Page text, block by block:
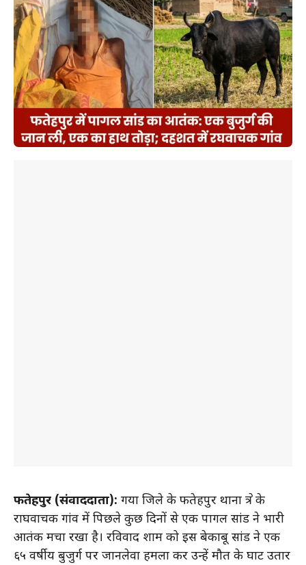
फतेहपुर (संवाददाता): गया जिले के फतेहपुर थाना क्षेत्र के
राघवाचक गांव में पिछले कुछ दिनों से एक पागल सांड ने भारी
आतंक मचा रखा है। रविवाद शाम को इस बेकाबू सांड ने एक
६५ वर्षीय बुजुर्ग पर जानलेवा हमला कर उन्हें मौत के घाट उतार